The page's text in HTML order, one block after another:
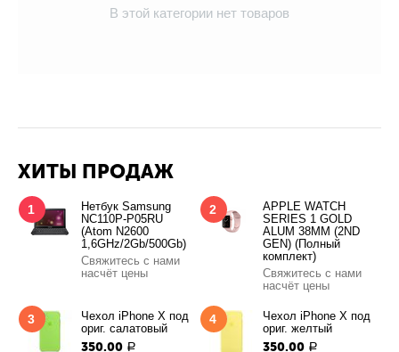
В этой категории нет товаров
ХИТЫ ПРОДАЖ
1
Нетбук Samsung
NC110P-P05RU
(Atom N2600
1,6GHz/2Gb/500Gb)
Свяжитесь с нами
насчёт цены
2
APPLE WATCH
SERIES 1 GOLD
ALUM 38MM (2ND
GEN) (Полный
комплект)
Свяжитесь с нами
насчёт цены
3
Чехол iPhone X под
ориг. салатовый
350.00 Р
4
Чехол iPhone X под
ориг. желтый
350.00 Р